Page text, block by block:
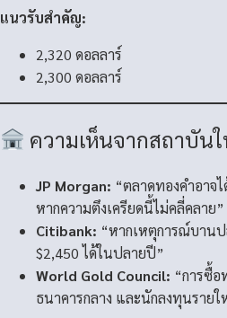
แนวรับสำคัญ:
2,320 ดอลลาร์
2,300 ดอลลาร์
ความเห็นจากสถาบัน
JP Morgan: “ตลาดทองคำอาจ
หากความตึงเครียดนี้ไม่คลี่คลาย”
Citibank: “หากเหตุการณ์บาน
$2,450 ได้ในปลายปี”
World Gold Council: “การซื้อ
ธนาคารกลาง และนักลงทุนรายใ